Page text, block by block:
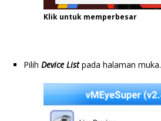
Klik untuk memperbesar
Pilih Device Listpada halaman muka.